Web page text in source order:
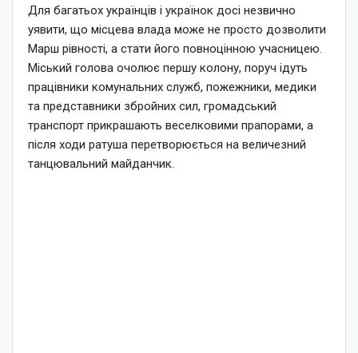
Для багатьох українців і українок досі незвично
уявити, що місцева влада може не просто дозволити
Марш рівності, а стати його повноцінною учасницею.
Міський голова очолює першу колону, поруч ідуть
працівники комунальних служб, пожежники, медики
та представники збройних сил, громадський
транспорт прикрашають веселковими прапорами, а
після ходи ратуша перетворюється на величезний
танцювальний майданчик.